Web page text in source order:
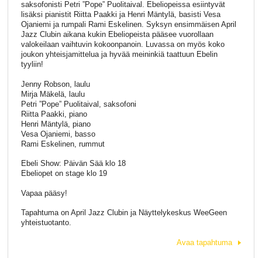
saksofonisti Petri ”Pope” Puolitaival. Ebeliopeissa esiintyvät
lisäksi pianistit Riitta Paakki ja Henri Mäntylä, basisti Vesa
Ojaniemi ja rumpali Rami Eskelinen. Syksyn ensimmäisen April
Jazz Clubin aikana kukin Ebeliopeista pääsee vuorollaan
valokeilaan vaihtuvin kokoonpanoin. Luvassa on myös koko
joukon yhteisjamittelua ja hyvää meininkiä taattuun Ebelin
tyyliin!
Jenny Robson, laulu
Mirja Mäkelä, laulu
Petri ”Pope” Puolitaival, saksofoni
Riitta Paakki, piano
Henri Mäntylä, piano
Vesa Ojaniemi, basso
Rami Eskelinen, rummut
Ebeli Show: Päivän Sää klo 18
Ebeliopet on stage klo 19
Vapaa pääsy!
Tapahtuma on April Jazz Clubin ja Näyttelykeskus WeeGeen
yhteistuotanto.
Avaa tapahtuma